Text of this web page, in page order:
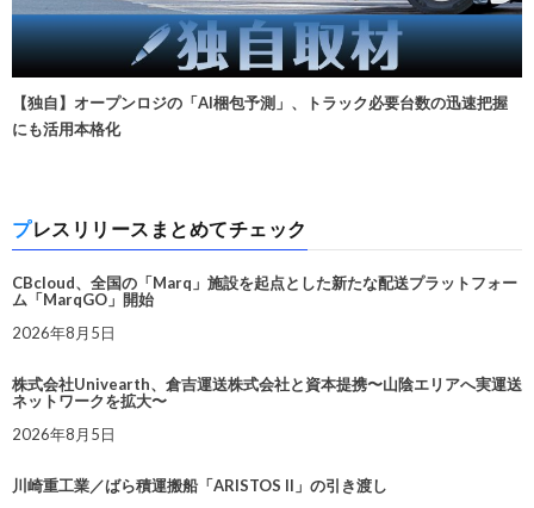
【独自】オープンロジの「AI梱包予測」、トラック必要台数の迅速把握
にも活用本格化
プレスリリースまとめてチェック
CBcloud、全国の「Marq」施設を起点とした新たな配送プラットフォー
ム「MarqGO」開始
2026年8月5日
株式会社Univearth、倉吉運送株式会社と資本提携〜山陰エリアへ実運送
ネットワークを拡大〜
2026年8月5日
川崎重工業／ばら積運搬船「ARISTOS II」の引き渡し